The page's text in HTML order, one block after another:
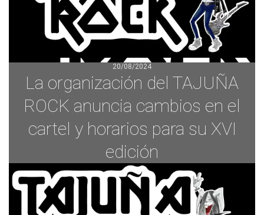
20/08/2024
La organización del TAJUÑA
ROCK anuncia cambios en el
cartel y horarios para su XVI
edición